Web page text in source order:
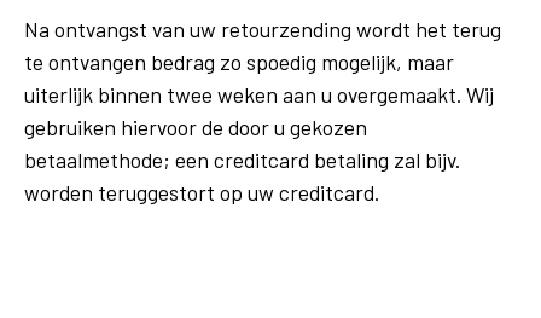
Na ontvangst van uw retourzending wordt het terug
te ontvangen bedrag zo spoedig mogelijk, maar
uiterlijk binnen twee weken aan u overgemaakt. Wij
gebruiken hiervoor de door u gekozen
betaalmethode; een creditcard betaling zal bijv.
worden teruggestort op uw creditcard.